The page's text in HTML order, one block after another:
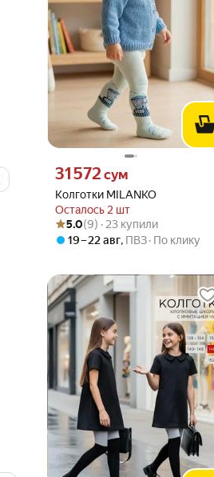
Колготки MILANKO
Осталось 2 шт
Цена 31572 сум вместо
31 572 сум
Рейтинг товара: 5.0 из 5
Оценок: (9) · 23 купили
5.0(9) · 23 купили
19 – 22 авг, ПВЗ По клику